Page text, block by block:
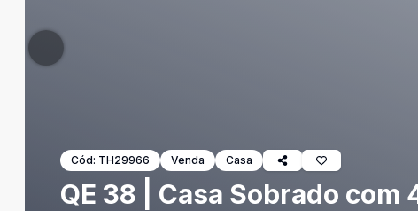
Cód: TH29966 Venda Casa
QE 38 | Casa Sobrado